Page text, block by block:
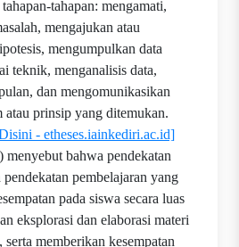
tahapan: mengamati,
mengajukan atau
mengumpulkan data
teknik, menganalisis data,
dan mengomunikasikan
atau prinsip yang ditemukan.
- etheses.iainkediri.ac.id]
menyebut bahwa pendekatan
pembelajaran yang
pada siswa secara luas
eksplorasi dan elaborasi materi
memberikan kesempatan